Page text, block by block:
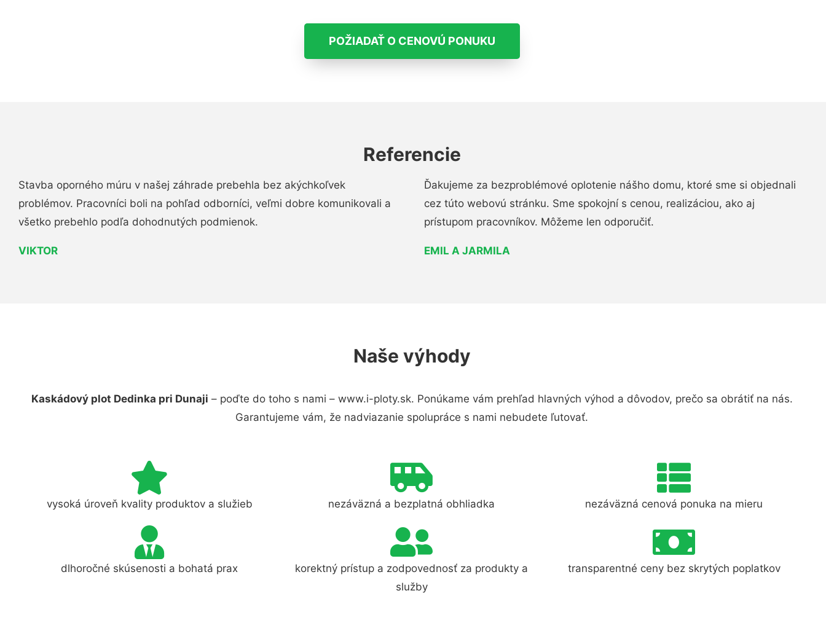
POŽIADAŤ O CENOVÚ PONUKU
Referencie
Stavba oporného múru v našej záhrade prebehla bez akýchkoľvek
problémov. Pracovníci boli na pohľad odborníci, veľmi dobre komunikovali a
všetko prebehlo podľa dohodnutých podmienok.
VIKTOR
Ďakujeme za bezproblémové oplotenie nášho domu, ktoré sme si objednali
cez túto webovú stránku. Sme spokojní s cenou, realizáciou, ako aj
prístupom pracovníkov. Môžeme len odporučiť.
EMIL A JARMILA
Naše výhody
Kaskádový plot Dedinka pri Dunaji – poďte do toho s nami – www.i-ploty.sk. Ponúkame vám prehľad hlavných výhod a dôvodov, prečo sa obrátiť na nás.
Garantujeme vám, že nadviazanie spolupráce s nami nebudete ľutovať.
vysoká úroveň kvality produktov a služieb nezáväzná a bezplatná obhliadka nezáväzná cenová ponuka na mieru
dlhoročné skúsenosti a bohatá prax
korektný prístup a zodpovednosť za produkty a
služby
transparentné ceny bez skrytých poplatkov